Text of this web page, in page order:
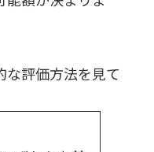
な評価方法を見て